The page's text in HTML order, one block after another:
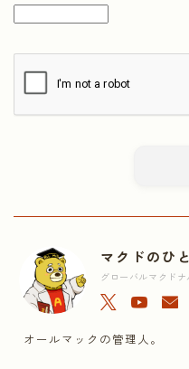
マクドのひと
グローバルマクド
オールマックの管理人。